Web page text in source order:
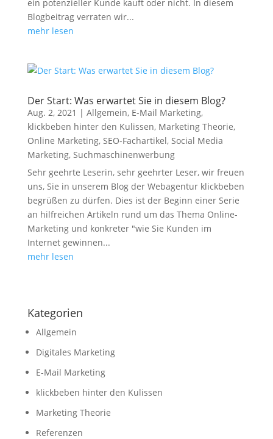
ein potenzieller Kunde kauft oder nicht. In diesem
Blogbeitrag verraten wir...
mehr lesen
Der Start: Was erwartet Sie in diesem Blog?
Aug. 2, 2021 | Allgemein, E-Mail Marketing,
klickbeben hinter den Kulissen, Marketing Theorie,
Online Marketing, SEO-Fachartikel, Social Media
Marketing, Suchmaschinenwerbung
Sehr geehrte Leserin, sehr geehrter Leser, wir freuen
uns, Sie in unserem Blog der Webagentur klickbeben
begrüßen zu dürfen. Dies ist der Beginn einer Serie
an hilfreichen Artikeln rund um das Thema Online-
Marketing und konkreter "wie Sie Kunden im
Internet gewinnen...
mehr lesen
Kategorien
Allgemein
Digitales Marketing
E-Mail Marketing
klickbeben hinter den Kulissen
Marketing Theorie
Referenzen